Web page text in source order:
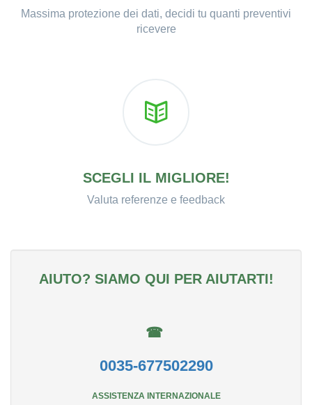
Massima protezione dei dati, decidi tu quanti preventivi
ricevere
SCEGLI IL MIGLIORE!
Valuta referenze e feedback
AIUTO? SIAMO QUI PER AIUTARTI!
☎
0035-677502290
ASSISTENZA INTERNAZIONALE